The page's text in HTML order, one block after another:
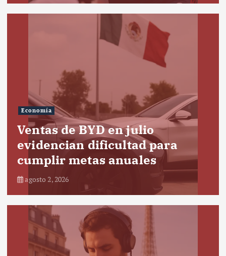
Economía
Ventas de BYD en julio
evidencian dificultad para
cumplir metas anuales
agosto 2, 2026